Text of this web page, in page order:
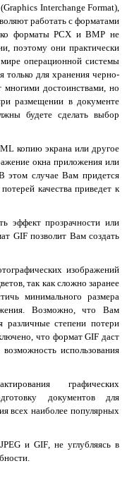
Interchange Format),
работать с форматами
форматыPCX иBMP не
поэтому они практически
операционной системы
только для хранения черно-
многими достоинствами, но
размещении в документе
будете сделать выбор
копию экрана или другое
окна приложения или
этом случае Вам придется
качества приведет к
эффект прозрачности или
GIFпозволит Вам создать
изображений
так как сложно заранее
минимального размера
Возможно, что Вам
различные степени потери
что форматGIF даст
использования
графических
документов для
всех наиболее популярных
JPEGи GIF, не углубляясь в